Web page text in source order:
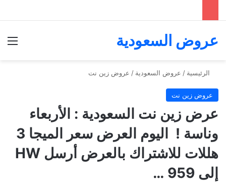
عروض السعودية
الرئيسية / عروض السعودية / عروض زين نت
عروض زين نت
عرض زين نت السعودية : الأربعاء
وناسة ! ‏ اليوم العرض سعر الميجا 3
هللات للاشتراك بالعرض أرسل HW
إلى 959 ‏⁧‫…